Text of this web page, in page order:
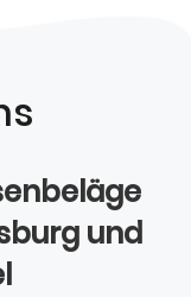
und